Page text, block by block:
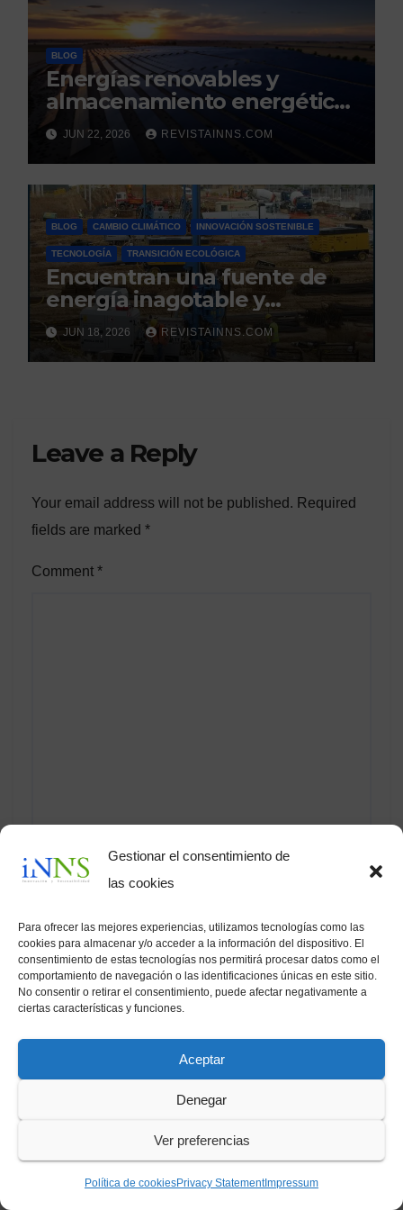
Gestionar el consentimiento de
las cookies
Para ofrecer las mejores experiencias, utilizamos tecnologías como las
cookies para almacenar y/o acceder a la información del dispositivo. El
consentimiento de estas tecnologías nos permitirá procesar datos como el
comportamiento de navegación o las identificaciones únicas en este sitio.
No consentir o retirar el consentimiento, puede afectar negativamente a
ciertas características y funciones.
Aceptar
Denegar
Ver preferencias
Política de cookiesPrivacy StatementImpressum
BLOG
Energías renovables y
almacenamiento energético:
la nueva columna vertebral
de la estabilidad del sistema
eléctrico español
JUN 22, 2026 REVISTAINNS.COM
BLOG CAMBIO CLIMÁTICO INNOVACIÓN SOSTENIBLE
TECNOLOGÍA TRANSICIÓN ECOLÓGICA
Encuentran una fuente de
energía inagotable y
renovable bajo seis
municipios de Tarragona
JUN 18, 2026 REVISTAINNS.COM
Leave a Reply
Your email address will not be published. Required
fields are marked *
Comment *
Name*